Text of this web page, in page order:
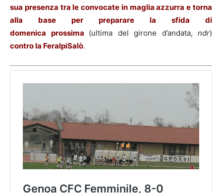
sua presenza tra le convocate in maglia azzurra e torna
alla base per preparare la sfida di
domenica prossima (ultima del girone d’andata, ndr)
contro la FeralpiSalò.